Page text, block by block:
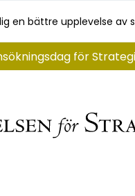
en bättre upplevelse av
för